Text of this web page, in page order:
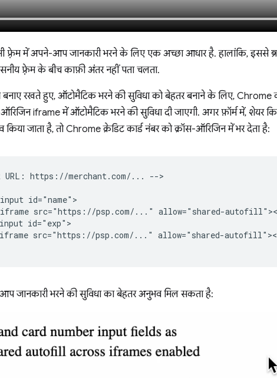
फ़्रेम में अपने-आप जानकारी भरने के लिए एक अच्छा आधार है. हालांकि, इससे
फ़्रेम के बीच काफ़ी अंतर नहीं पता चलता.
बनाए रखते हुए, ऑटोमैटिक भरने की सुविधा को बेहतर बनाने के लिए, Chrome
iframe में ऑटोमैटिक भरने की सुविधा दी जाएगी. अगर फ़ॉर्म में, शेयर
जाता है, तो Chrome क्रेडिट कार्ड नंबर को क्रॉस-ऑरिजिन में भर देता है:
URL: https://merchant.com/... -->
id="name">
src="https://psp.com/..." allow="shared-
id="exp">
src="https://psp.com/..." allow="shared-
जानकारी भरने की सुविधा का बेहतर अनुभव मिल सकता है: